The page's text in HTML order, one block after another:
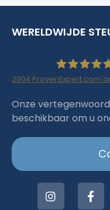
WERELDWIJDE
2904
Onze
beschikbaar om u